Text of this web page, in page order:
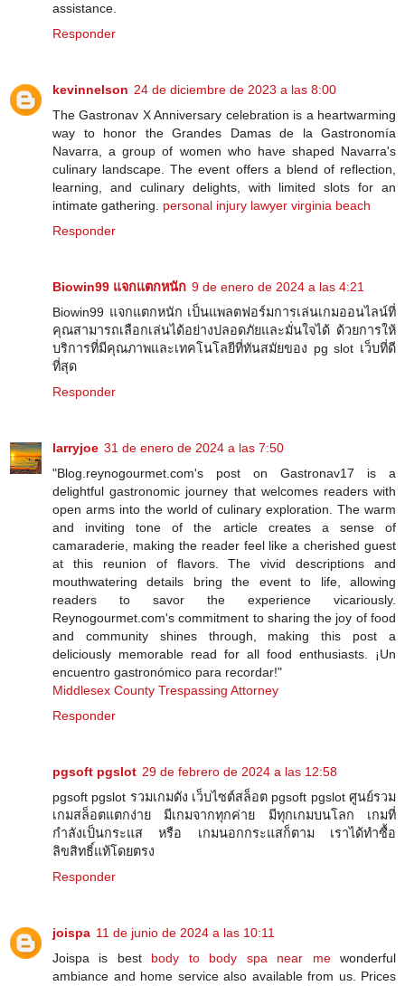
assistance.
Responder
kevinnelson 24 de diciembre de 2023 a las 8:00
The Gastronav X Anniversary celebration is a heartwarming
way to honor the Grandes Damas de la Gastronomía
Navarra, a group of women who have shaped Navarra's
culinary landscape. The event offers a blend of reflection,
learning, and culinary delights, with limited slots for an
intimate gathering. personal injury lawyer virginia beach
Responder
Biowin99 แจกแตกหนัก 9 de enero de 2024 a las 4:21
Biowin99 แจกแตกหนัก เป็นแพลตฟอร์มการเล่นเกมออนไลน์ที่
คุณสามารถเลือกเล่นได้อย่างปลอดภัยและมั่นใจได้ ด้วยการให้
บริการที่มีคุณภาพและเทคโนโลยีที่ทันสมัยของ pg slot เว็บที่ดี
ที่สุด
Responder
larryjoe 31 de enero de 2024 a las 7:50
"Blog.reynogourmet.com's post on Gastronav17 is a
delightful gastronomic journey that welcomes readers with
open arms into the world of culinary exploration. The warm
and inviting tone of the article creates a sense of
camaraderie, making the reader feel like a cherished guest
at this reunion of flavors. The vivid descriptions and
mouthwatering details bring the event to life, allowing
readers to savor the experience vicariously.
Reynogourmet.com's commitment to sharing the joy of food
and community shines through, making this post a
deliciously memorable read for all food enthusiasts. ¡Un
encuentro gastronómico para recordar!"
Middlesex County Trespassing Attorney
Responder
pgsoft pgslot 29 de febrero de 2024 a las 12:58
pgsoft pgslot รวมเกมดัง เว็บไซต์สล็อต pgsoft pgslot ศูนย์รวม
เกมสล็อตแตกง่าย มีเกมจากทุกค่าย มีทุกเกมบนโลก เกมที่
กำลังเป็นกระแส หรือ เกมนอกกระแสก็ตาม เราได้ทำซื้อ
ลิขสิทธิ์แท้โดยตรง
Responder
joispa 11 de junio de 2024 a las 10:11
Joispa is best body to body spa near mewonderful
ambiance and home service also available from us. Prices